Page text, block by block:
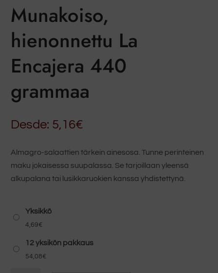
Munakoiso,
hienonnettu La
Encajera 440
grammaa
Desde: 5,16€
Almagro-salaattien tärkein ainesosa. Tunne perinteinen
maku jokaisessa suupalassa. Se tarjoillaan yleensä
alkupalana tai lusikkaruokien kanssa yhdistettynä.
Yksikkö
4,69€
12 yksikön pakkaus
54,08€